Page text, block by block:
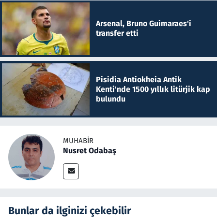
Arsenal, Bruno Guimaraes'i
transfer etti
Pisidia Antiokheia Antik
Kenti'nde 1500 yıllık litürjik kap
bulundu
MUHABIR
Nusret Odabaş
Bunlar da ilginizi çekebilir